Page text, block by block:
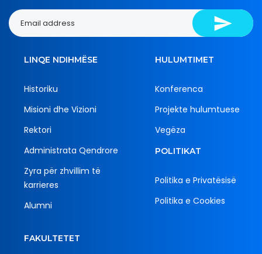
LINQE NDIHMËSE
Historiku
Misioni dhe Vizioni
Rektori
Administrata Qendrore
Zyra për zhvillim të
karrieres
Alumni
HULUMTIMET
Konferenca
Projekte hulumtuese
Vegëza
POLITIKAT
Politika e Privatësisë
Politika e Cookies
FAKULTETET